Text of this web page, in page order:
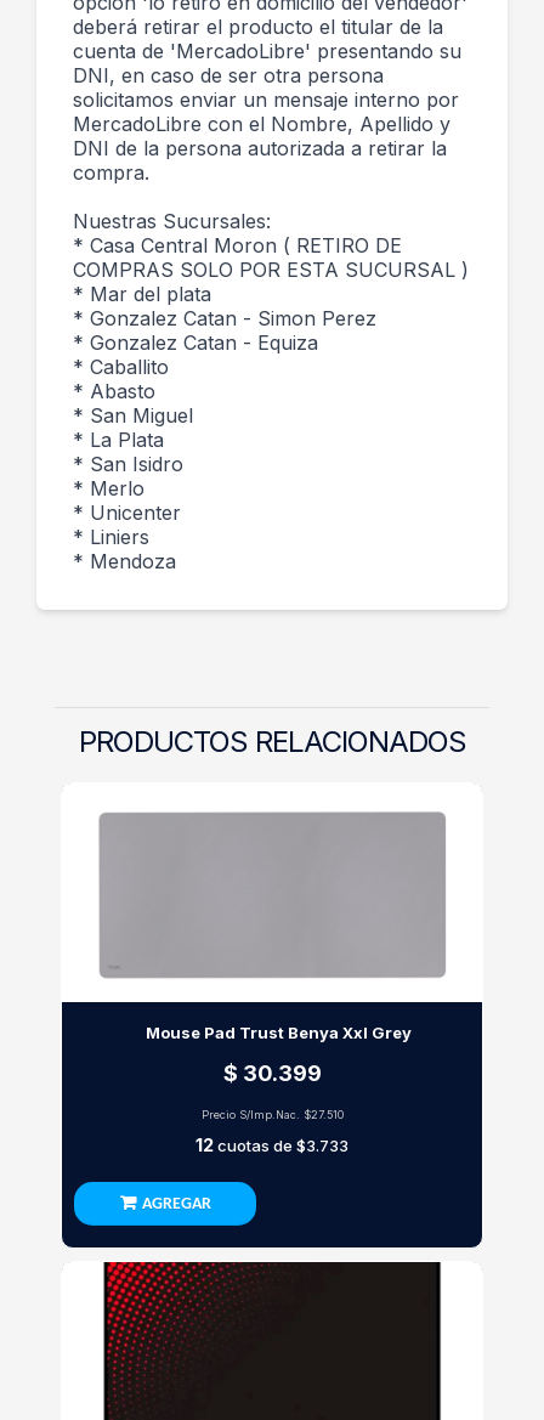
deberá retirar el producto el titular de la
cuenta de 'MercadoLibre' presentando su
DNI, en caso de ser otra persona
solicitamos enviar un mensaje interno por
MercadoLibre con el Nombre, Apellido y
DNI de la persona autorizada a retirar la
compra.
Nuestras Sucursales:
* Casa Central Moron ( RETIRO DE
COMPRAS SOLO POR ESTA SUCURSAL )
* Mar del plata
* Gonzalez Catan - Simon Perez
* Gonzalez Catan - Equiza
* Caballito
* Abasto
* San Miguel
* La Plata
* San Isidro
* Merlo
* Unicenter
* Liniers
* Mendoza
PRODUCTOS RELACIONADOS
Mouse Pad Trust Benya Xxl Grey
$ 30.399
Precio S/Imp.Nac. $27.510
12cuotas de $3.733
AGREGAR